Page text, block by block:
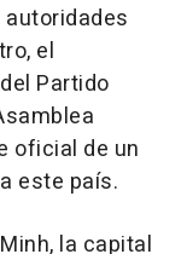
el
Partido
oficial de un
este país.
la capital